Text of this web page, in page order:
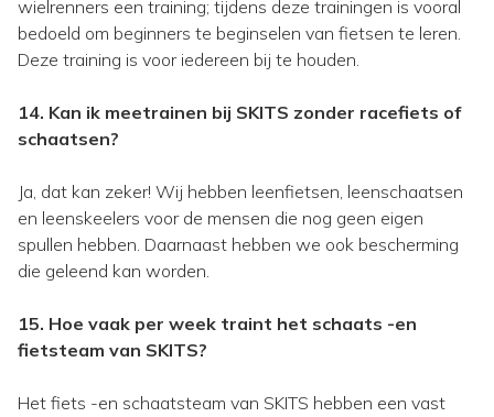
wielrenners een training; tijdens deze trainingen is vooral
bedoeld om beginners te beginselen van fietsen te leren.
Deze training is voor iedereen bij te houden.
14. Kan ik meetrainen bij SKITS zonder racefiets of
schaatsen?
Ja, dat kan zeker! Wij hebben leenfietsen, leenschaatsen
en leenskeelers voor de mensen die nog geen eigen
spullen hebben. Daarnaast hebben we ook bescherming
die geleend kan worden.
15. Hoe vaak per week traint het schaats -en
fietsteam van SKITS?
Het fiets -en schaatsteam van SKITS hebben een vast